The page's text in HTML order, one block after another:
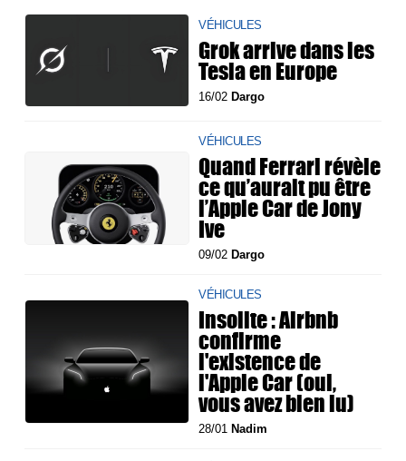
VÉHICULES
Grok arrive dans les
Tesla en Europe
16/02Dargo
VÉHICULES
Quand Ferrari révèle
ce qu’aurait pu être
l’Apple Car de Jony
Ive
09/02 Dargo
VÉHICULES
Insolite : Airbnb
confirme
l'existence de
l'Apple Car (oui,
vous avez bien lu)
28/01 Nadim